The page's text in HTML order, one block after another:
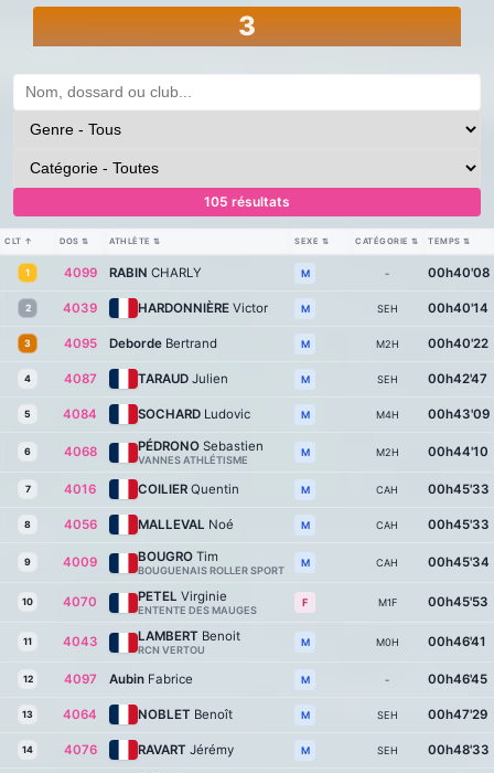
3
105 résultats
CLT ↑ DOS ⇅ ATHLÈTE ⇅ SEXE ⇅ CATÉGORIE ⇅ TEMPS ⇅
1 4099 RABIN CHARLY M - 00h40'08
2 4039 HARDONNIÈRE Victor M SEH 00h40'14
3 4095 Deborde Bertrand M M2H 00h40'22
4 4087 TARAUD Julien M SEH 00h42'47
5 4084 SOCHARD Ludovic M M4H 00h43'09
6 4068 PÉDRONO Sebastien
VANNES ATHLÉTISME
M M2H 00h44'10
7 4016 COILIER Quentin M CAH 00h45'33
8 4056 MALLEVAL Noé M CAH 00h45'33
9 4009 BOUGRO Tim
BOUGUENAIS ROLLER SPORT
M CAH 00h45'34
10 4070 PETEL Virginie
ENTENTE DES MAUGES
F M1F 00h45'53
11 4043 LAMBERT Benoit
RCN VERTOU
M M0H 00h46'41
12 4097 Aubin Fabrice M - 00h46'45
13 4064 NOBLET Benoît M SEH 00h47'29
14 4076 RAVART Jérémy M SEH 00h48'33